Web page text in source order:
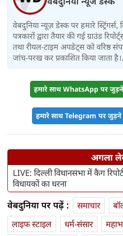
वेबदुनिया न्यूज़ डेस्क पर हमारे
पत्रकारों द्वारा तैयार की गई ग्राउंड
तथा रीयल-टाइम अपडेट्स को वरिष्ठ
जांच-परख कर प्रकाशित किया जाता
हमारे साथ WhatsApp पर
हमारे साथ Telegram पर
अगला
LIVE: दिल्ली विधानसभा में कैग
विधायकों का धरना
वेबदुनिया पर पढ़ें : समाचार
लाइफ स्‍टाइल
धर्म-संसार